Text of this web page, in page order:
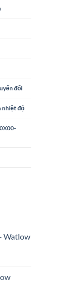
đổi
nhiệt độ
Watlow